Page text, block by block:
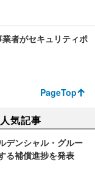
業者がセキュリティポ
PageTop
気記事
ンシャル・グルー
る補償進捗を発表